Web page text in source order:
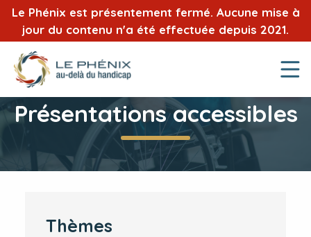
Le Phénix est présentement fermé. Aucune mise à
jour du contenu n'a été effectuée depuis 2021.
Présentations accessibles
Thèmes